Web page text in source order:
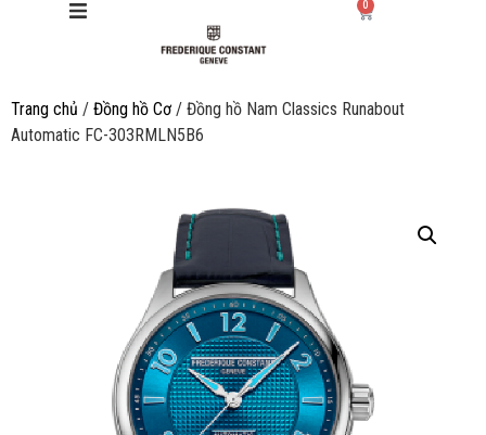
Giới thiệu
0
Trang chủ / Đồng hồ Cơ / Đồng hồ Nam Classics Runabout
Automatic FC-303RMLN5B6